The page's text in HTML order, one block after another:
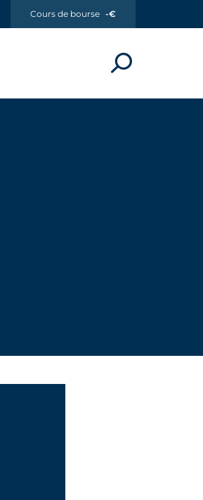
Cours de bourse -€